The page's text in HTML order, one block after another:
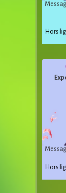
Hors
Hors